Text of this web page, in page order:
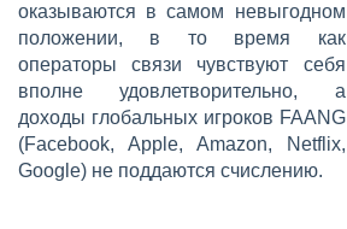
оказываются в самом невыгодном
положении, в то время как
операторы связи чувствуют себя
вполне удовлетворительно, а
доходы глобальных игроков FAANG
(Facebook, Apple, Amazon, Netflix,
Google) не поддаются счислению.